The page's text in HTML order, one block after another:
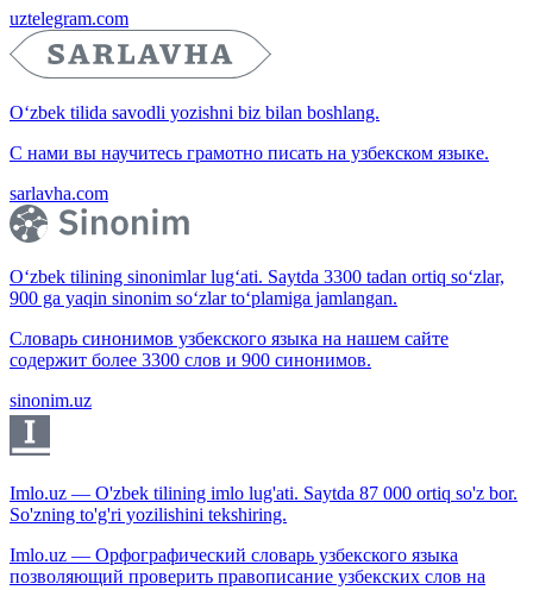
uztelegram.com
O‘zbek tilida savodli yozishni biz bilan boshlang.
С нами вы научитесь грамотно писать на узбекском языке.
sarlavha.com
O‘zbek tilining sinonimlar lug‘ati. Saytda 3300 tadan ortiq so‘zlar,
900 ga yaqin sinonim so‘zlar to‘plamiga jamlangan.
Словарь синонимов узбекского языка на нашем сайте
содержит более 3300 слов и 900 синонимов.
sinonim.uz
Imlo.uz — O'zbek tilining imlo lug'ati. Saytda 87 000 ortiq so'z bor.
So'zning to'g'ri yozilishini tekshiring.
Imlo.uz — Орфографический словарь узбекского языка
позволяющий проверить правописание узбекских слов на